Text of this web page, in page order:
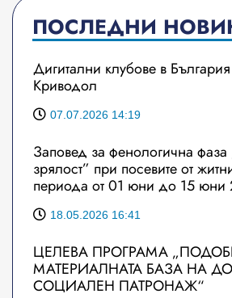
ПОСЛЕДНИ
Дигитални клубове в
Криводол
07.07.2026 14:19
Заповед за фенологична
зрялост” при посевите от
периода от 01 юни до 15 юни
18.05.2026 16:41
ЦЕЛЕВА ПРОГРАМА
МАТЕРИАЛНАТА БАЗА НА
СОЦИАЛЕН ПАТРОНАЖ“